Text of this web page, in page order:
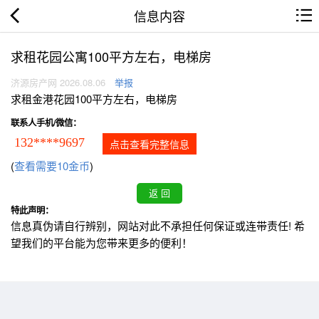
信息内容
求租花园公寓100平方左右，电梯房
济源房产网 2026.08.06 举报
求租金港花园100平方左右，电梯房
联系人手机/微信：
132****9697 点击查看完整信息
(查看需要10金币)
特此声明：
信息真伪请自行辨别，网站对此不承担任何保证或连带责任! 希
望我们的平台能为您带来更多的便利！